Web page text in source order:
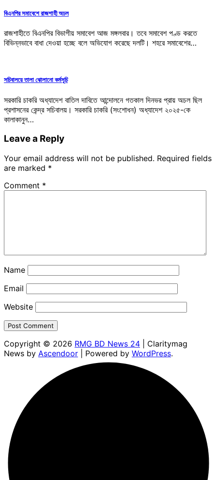
বিএনপির সমাবেশে রাজশাহী অচল
রাজশাহীতে বিএনপির বিভাগীয় সমাবেশ আজ মঙ্গলবার। তবে সমাবেশ পণ্ড করতে
বিভিন্নভাবে বাধা দেওয়া হচ্ছে বলে অভিযোগ করেছে দলটি। শহরে সমাবেশের…
সচিবালয়ে তালা ঝোলানো কর্মসূচি
সরকারি চাকরি অধ্যাদেশ বাতিল দাবিতে আন্দোলনে গতকাল দিনভর প্রায় অচল ছিল
প্রশাসনের কেন্দ্র সচিবালয়। সরকারি চাকরি (সংশোধন) অধ্যাদেশ ২০২৫-কে
কালাকানুন…
Leave a Reply
Your email address will not be published. Required fields
are marked *
Comment *
Name
Email
Website
Copyright © 2026 RMG BD News 24 | Claritymag
News by Ascendoor | Powered by WordPress.